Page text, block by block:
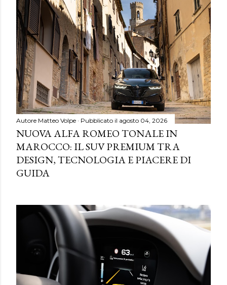
Autore Matteo Volpe Pubblicato il agosto 04, 2026
NUOVA ALFA ROMEO TONALE IN
MAROCCO: IL SUV PREMIUM TRA
DESIGN, TECNOLOGIA E PIACERE DI
GUIDA